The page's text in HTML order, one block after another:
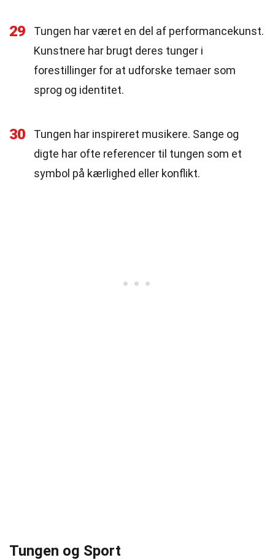
29
Tungen har været en del af performancekunst.
Kunstnere har brugt deres tunger i
forestillinger for at udforske temaer som
sprog og identitet.
30
Tungen har inspireret musikere. Sange og
digte har ofte referencer til tungen som et
symbol på kærlighed eller konflikt.
Tungen og Sport